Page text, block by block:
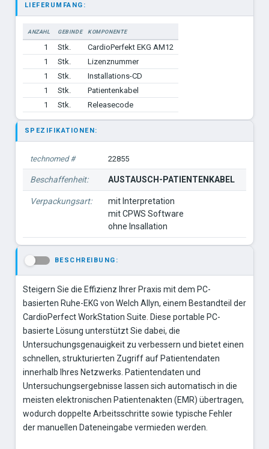
LIEFERUMFANG:
ANZAHL GEBINDE
KOMPONENTE
1
Stk.
CardioPerfekt EKG AM12
1
Stk.
Lizenznummer
1
Stk.
Installations-CD
1
Stk.
Patientenkabel
1
Stk. Releasecode
SPEZIFIKATIONEN:
technomed # 22855
Beschaffenheit: AUSTAUSCH-PATIENTENKABEL
Verpackungsart:
mit Interpretation
mit CPWS Software
ohne Insallation
BESCHREIBUNG:
Steigern Sie die Effizienz Ihrer Praxis mit dem PC-
basierten Ruhe-EKG von Welch Allyn, einem Bestandteil der
CardioPerfect WorkStation Suite. Diese portable PC-
basierte Lösung unterstützt Sie dabei, die
Untersuchungsgenauigkeit zu verbessern und bietet einen
schnellen, strukturierten Zugriff auf Patientendaten
innerhalb Ihres Netzwerks. Patientendaten und
Untersuchungsergebnisse lassen sich automatisch in die
meisten elektronischen Patientenakten (EMR) übertragen,
wodurch doppelte Arbeitsschritte sowie typische Fehler
der manuellen Dateneingabe vermieden werden.